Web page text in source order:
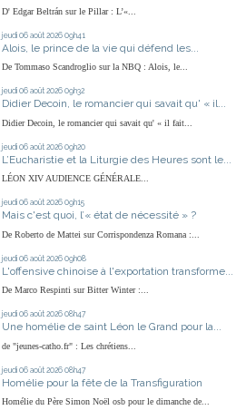
D' Edgar Beltrán sur le Pillar : L’«...
jeudi 06 août 2026 09h41
Alois, le prince de la vie qui défend les...
De Tommaso Scandroglio sur la NBQ : Alois, le...
jeudi 06 août 2026 09h32
Didier Decoin, le romancier qui savait qu' « il...
Didier Decoin, le romancier qui savait qu' « il fait...
jeudi 06 août 2026 09h20
L’Eucharistie et la Liturgie des Heures sont le...
LÉON XIV AUDIENCE GÉNÉRALE...
jeudi 06 août 2026 09h15
Mais c'est quoi, l’« état de nécessité » ?
De Roberto de Mattei sur Corrispondenza Romana :...
jeudi 06 août 2026 09h08
L'offensive chinoise à l'exportation transforme...
De Marco Respinti sur Bitter Winter :...
jeudi 06 août 2026 08h47
Une homélie de saint Léon le Grand pour la...
de "jeunes-catho.fr" : Les chrétiens...
jeudi 06 août 2026 08h47
Homélie pour la fête de la Transfiguration
Homélie du Père Simon Noël osb pour le dimanche de...